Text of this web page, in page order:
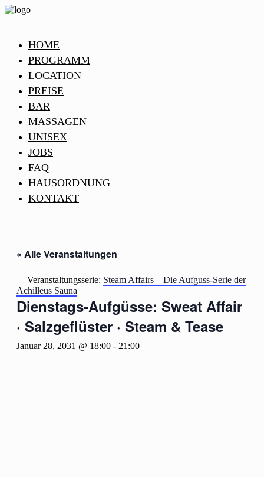
HOME
PROGRAMM
LOCATION
PREISE
BAR
MASSAGEN
UNISEX
JOBS
FAQ
HAUSORDNUNG
KONTAKT
« Alle Veranstaltungen
Veranstaltungsserie: Steam Affairs – Die Aufguss-Serie der
Achilleus Sauna
Dienstags-Aufgüsse: Sweat Affair
· Salzgeflüster · Steam & Tease
Januar 28, 2031 @ 18:00 - 21:00